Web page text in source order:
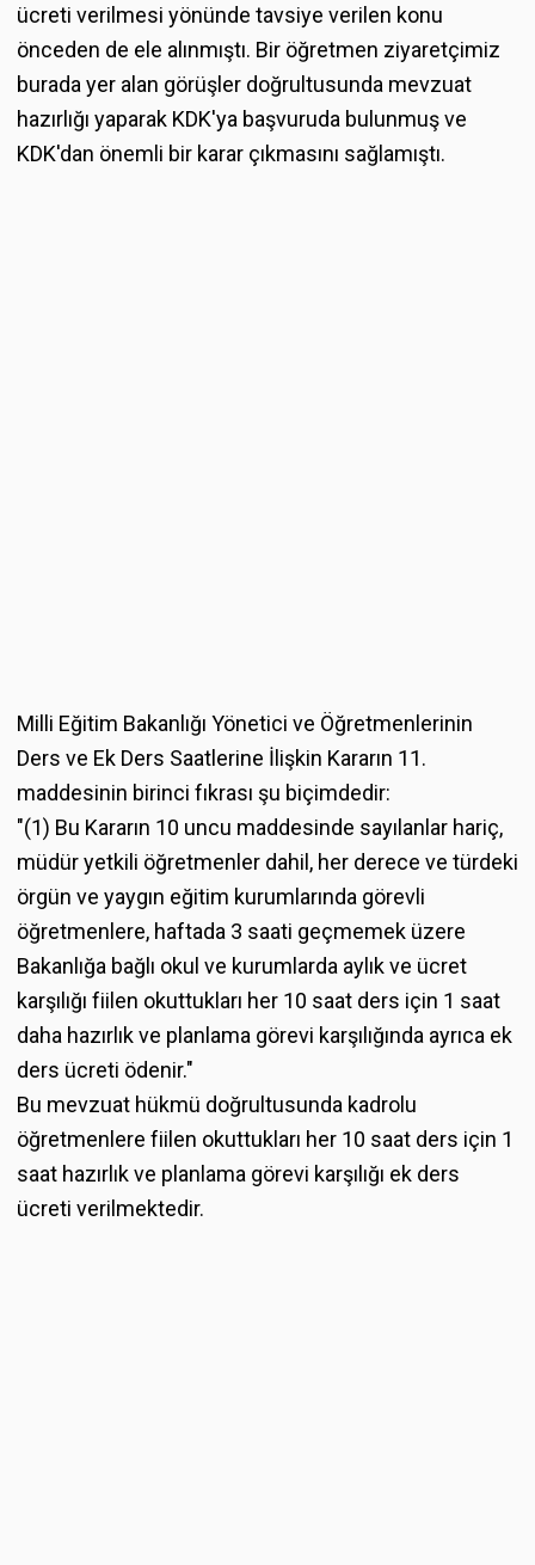
ücreti verilmesi yönünde tavsiye verilen konu
önceden de ele alınmıştı. Bir öğretmen ziyaretçimiz
burada yer alan görüşler doğrultusunda mevzuat
hazırlığı yaparak KDK'ya başvuruda bulunmuş ve
KDK'dan önemli bir karar çıkmasını sağlamıştı.
Milli Eğitim Bakanlığı Yönetici ve Öğretmenlerinin
Ders ve Ek Ders Saatlerine İlişkin Kararın 11.
maddesinin birinci fıkrası şu biçimdedir:
"(1) Bu Kararın 10 uncu maddesinde sayılanlar hariç,
müdür yetkili öğretmenler dahil, her derece ve türdeki
örgün ve yaygın eğitim kurumlarında görevli
öğretmenlere, haftada 3 saati geçmemek üzere
Bakanlığa bağlı okul ve kurumlarda aylık ve ücret
karşılığı fiilen okuttukları her 10 saat ders için 1 saat
daha hazırlık ve planlama görevi karşılığında ayrıca ek
ders ücreti ödenir."
Bu mevzuat hükmü doğrultusunda kadrolu
öğretmenlere fiilen okuttukları her 10 saat ders için 1
saat hazırlık ve planlama görevi karşılığı ek ders
ücreti verilmektedir.